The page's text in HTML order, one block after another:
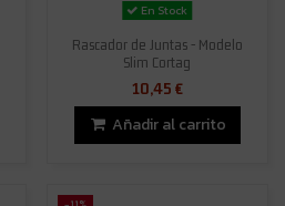
En Stock
Rascador de Juntas - Modelo
Slim Cortag
10,45 €
Añadir al carrito